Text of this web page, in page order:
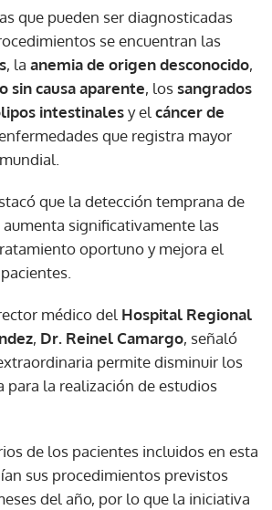
que pueden ser diagnosticadas
se encuentran las
, la anemia de origen desconocido,
sin causa aparente, lossangrados
intestinalesy el cáncer de
que registra mayor
que la detección temprana de
significativamente las
oportuno y mejora el
médico del Hospital Regional
, Dr. Reinel Camargo, señaló
permite disminuir los
para la realización de estudios
de los pacientes incluidos en esta
sus procedimientos previstos
del año, por lo que la iniciativa